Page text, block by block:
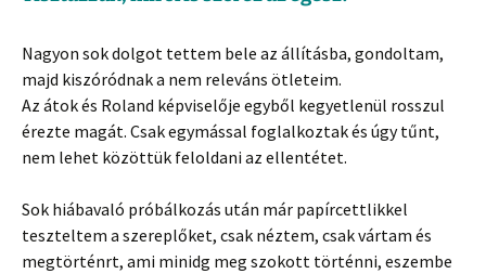
Nagyon sok dolgot tettem bele az állításba, gondoltam,
majd kiszóródnak a nem releváns ötleteim.
Az átok és Roland képviselője egyből kegyetlenül rosszul
érezte magát. Csak egymással foglalkoztak és úgy tűnt,
nem lehet közöttük feloldani az ellentétet.
Sok hiábavaló próbálkozás után már papírcettlikkel
teszteltem a szereplőket, csak néztem, csak vártam és
megtörténrt, ami minidg meg szokott történni, eszembe